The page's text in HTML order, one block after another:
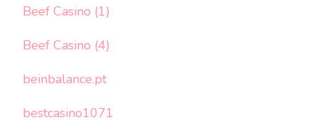
Beef Casino (1)
Beef Casino (4)
beinbalance.pt
bestcasino1071